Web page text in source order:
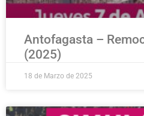
Antofagasta –
(2025)
18 de Marzo de 2025